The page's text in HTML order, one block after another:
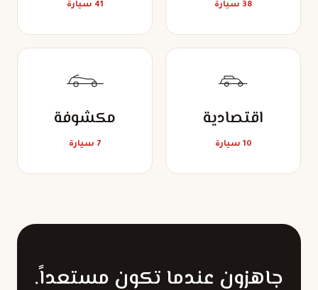
38 سيارة 41 سيارة
اقتصادية
10 سيارة
مكشوفة
7 سيارة
جاهزون عندما تكون مستعداً.